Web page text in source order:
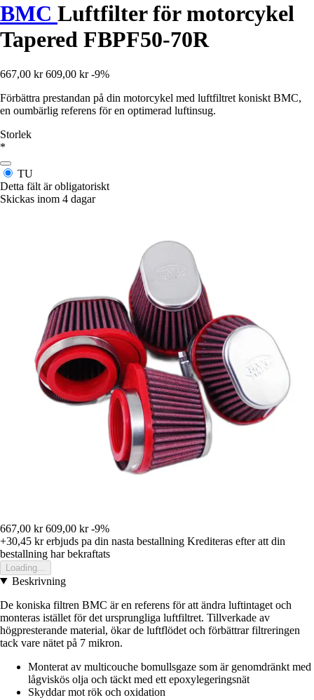
BMC Luftfilter för motorcykel
Tapered FBPF50-70R
667,00 kr 609,00 kr -9%
Förbättra prestandan på din motorcykel med luftfiltret koniskt BMC,
en oumbärlig referens för en optimerad luftinsug.
Storlek
*
TU
Detta fält är obligatoriskt
Skickas inom 4 dagar
667,00 kr 609,00 kr -9%
+30,45 krerbjuds pa din nasta bestallning Krediteras efter att din
bestallning har bekraftats
Loading...
Beskrivning
De koniska filtren BMC är en referens för att ändra luftintaget och
monteras istället för det ursprungliga luftfiltret. Tillverkade av
högpresterande material, ökar de luftflödet och förbättrar filtreringen
tack vare nätet på 7 mikron.
Monterat av multicouche bomullsgaze som är genomdränkt med
lågviskös olja och täckt med ett epoxylegeringsnät
Skyddar mot rök och oxidation